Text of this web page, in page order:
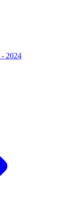
- 2024